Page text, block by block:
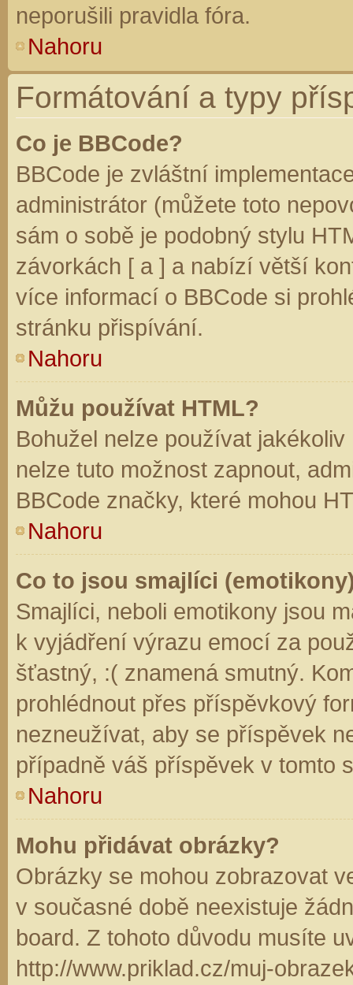
neporušili pravidla fóra.
Nahoru
Formátování a typy
Co je BBCode?
BBCode je zvláštní
administrátor (můžete toto
sám o sobě je podobný stylu
závorkách [ a ] a nabízí větší
více informací o BBCode si
stránku přispívání.
Nahoru
Můžu používat HTML?
Bohužel nelze používat
nelze tuto možnost zapnout,
BBCode značky, které mohou
Nahoru
Co to jsou smajlíci
Smajlíci, neboli emotikony jsou
k vyjádření výrazu emocí za
šťastný, :( znamená smutný.
prohlédnout přes příspěvkový
nezneužívat, aby se příspěvek
případně váš příspěvek v tomto
Nahoru
Mohu přidávat obrázky?
Obrázky se mohou zobrazovat
v současné době neexistuje
board. Z tohoto důvodu musíte
http://www.priklad.cz/muj-